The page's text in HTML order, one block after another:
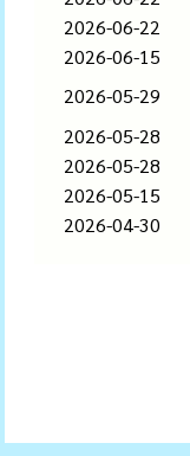
2026-06-22
2026-06-15
2026-05-29
2026-05-28
2026-05-28
2026-05-15
2026-04-30